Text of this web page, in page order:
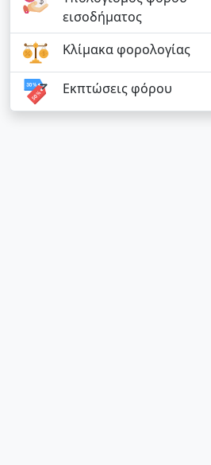
εισοδήματος
Κλίμακα φορολογίας
Εκπτώσεις φόρου